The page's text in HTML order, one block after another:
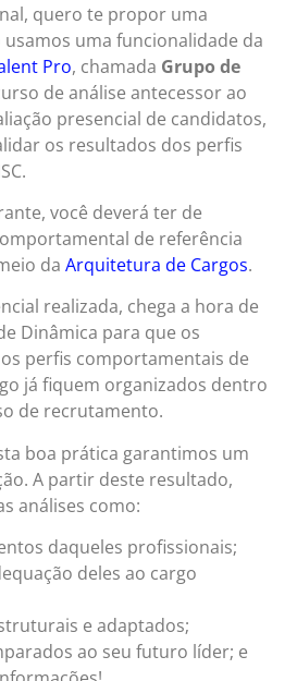
quero te propor uma
uma funcionalidade da
Pro, chamada Grupo de
de análise antecessor ao
presencial de candidatos,
os resultados dos perfis
você deverá ter de
de referência
da Arquitetura de Cargos.
realizada, chega a hora de
Dinâmica para que os
perfis comportamentais de
já fiquem organizados dentro
de recrutamento.
boa prática garantimos um
A partir deste resultado,
análises como:
daqueles profissionais;
deles ao cargo
e adaptados;
ao seu futuro líder; e